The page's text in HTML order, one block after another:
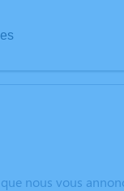
nous vous